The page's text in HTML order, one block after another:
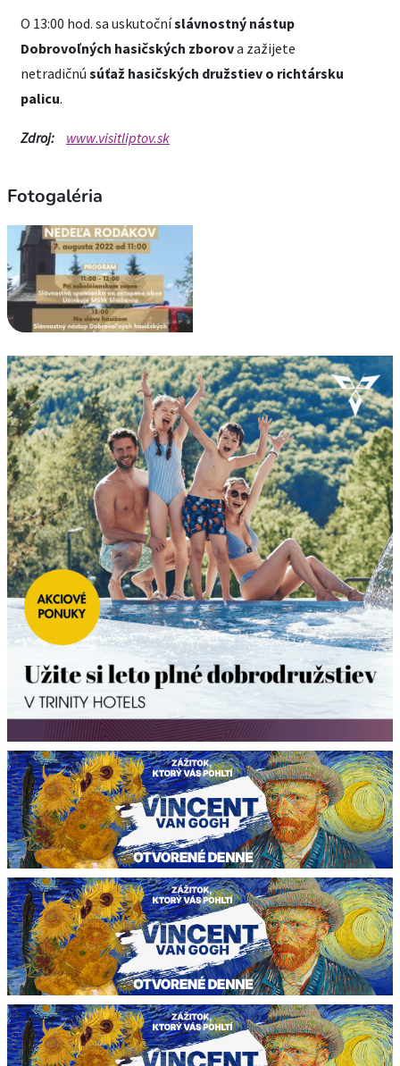
O 13:00 hod. sa uskutočníslávnostný nástup
Dobrovoľných hasičských zborova zažijete
netradičnú súťaž hasičských družstiev o richtársku
palicu.
Zdroj: www.visitliptov.sk
Fotogaléria